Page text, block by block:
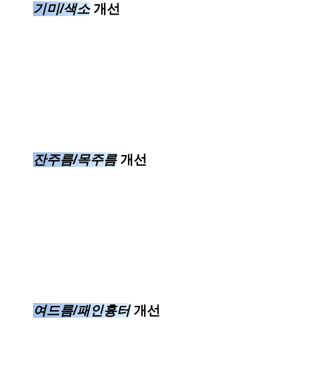
기미/색소개선
잔주름/목주름개선
여드름/패인흉터개선